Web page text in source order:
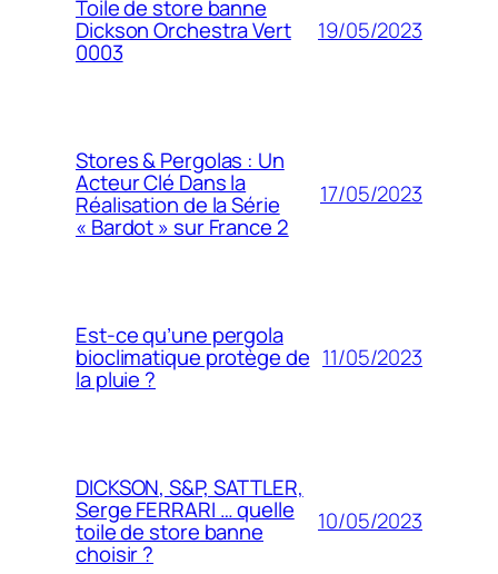
Toile de store banne
Dickson Orchestra Vert
0003
19/05/2023
Stores & Pergolas : Un
Acteur Clé Dans la
Réalisation de la Série
« Bardot » sur France 2
17/05/2023
Est-ce qu’une pergola
bioclimatique protège de
la pluie ?
11/05/2023
DICKSON, S&P, SATTLER,
Serge FERRARI … quelle
toile de store banne
choisir ?
10/05/2023